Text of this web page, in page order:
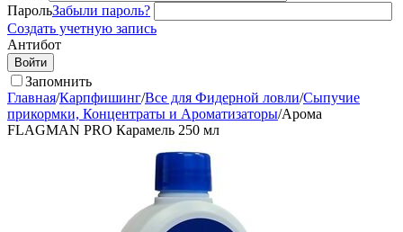
ПарольЗабыли пароль?
Создать учетную запись
Антибот
Войти
Запомнить
Главная/Карпфишинг/Все для Фидерной ловли/Сыпучие
прикормки, Концентраты и Ароматизаторы/Арома
FLAGMAN PRO Карамель 250 мл